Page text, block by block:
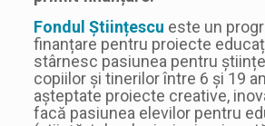
Fondul Științescu este un
finanțare pentru proiecte
stârnesc pasiunea pentru
copiilor și tinerilor între 6 și 19
așteptate proiecte creative,
facă pasiunea elevilor pentru